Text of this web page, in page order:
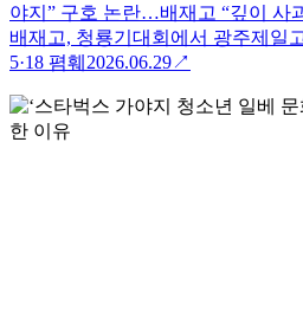
야지” 구호 논란…배재고 “깊이 사
배재고, 청룡기대회에서 광주제일
5·18 폄훼 2026.06.29↗